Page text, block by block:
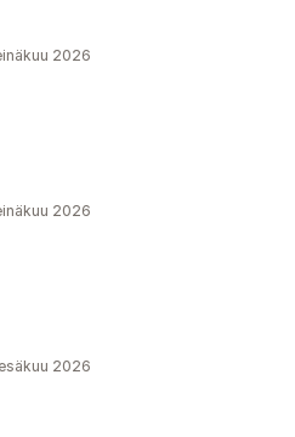
2026
2026
2026